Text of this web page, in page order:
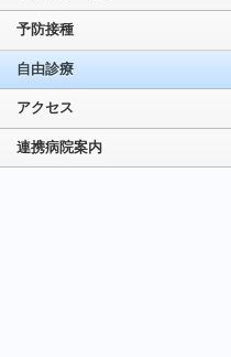
予防接種
自由診療
アクセス
連携病院案内